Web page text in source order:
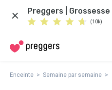
Preggers |
(10k)
Enceinte Semaine par semaine